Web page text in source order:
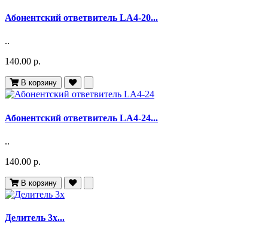
Абонентский ответвитель LA4-20...
..
140.00 р.
В корзину
Абонентский ответвитель LA4-24...
..
140.00 р.
В корзину
Делитель 3х...